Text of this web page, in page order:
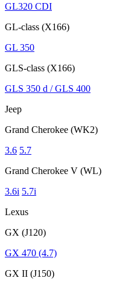
GL320 CDI
GL-class (X166)
GL 350
GLS-class (X166)
GLS 350 d / GLS 400
Jeep
Grand Cherokee (WK2)
3.6 5.7
Grand Cherokee V (WL)
3.6i 5.7i
Lexus
GX (J120)
GX 470 (4.7)
GX II (J150)